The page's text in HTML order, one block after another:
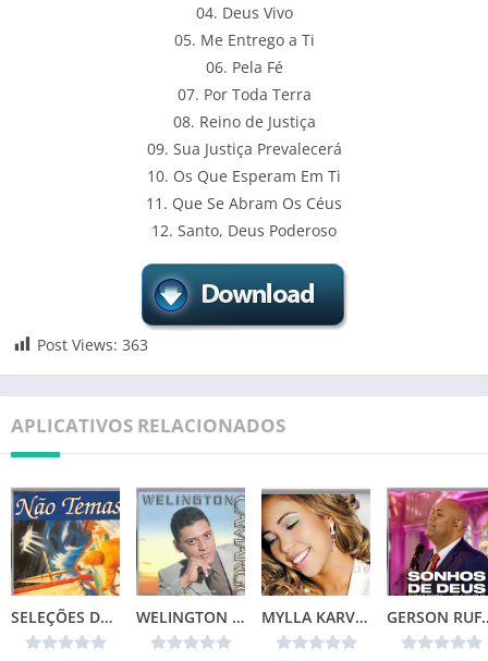
04. Deus Vivo
05. Me Entrego a Ti
06. Pela Fé
07. Por Toda Terra
08. Reino de Justiça
09. Sua Justiça Prevalecerá
10. Os Que Esperam Em Ti
11. Que Se Abram Os Céus
12. Santo, Deus Poderoso
Post Views: 363
APLICATIVOS RELACIONADOS
SELEÇÕES DA COLEÇÃO CANÇÕES DE VIDA – NÃO TEMAS (1996)📌 WELINGTON CAMARGO (1999) MYLLA KARVALHO – MINHA VIDA GERSON